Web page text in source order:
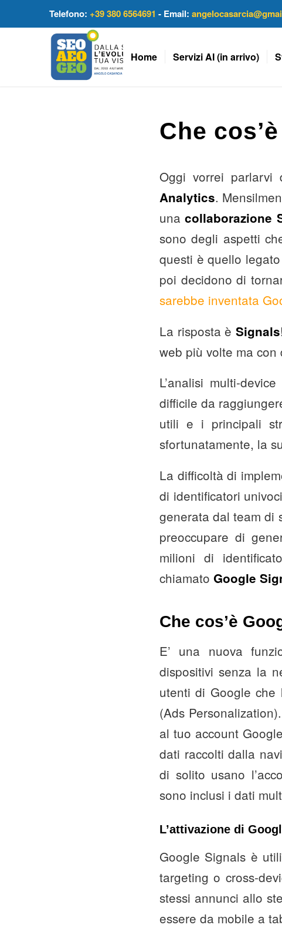
Telefono: +39 380 6564691 - Email:
Home Servizi AI (in arrivo)
Che
Oggi vorrei parlarvi
Analytics.
unacollaborazione
sono degli aspetti
questi è quello
poi decidono di
sarebbe inventata
La risposta è Signals
web più volte ma con
L’analisi multi-
difficile da
utili e i principali
sfortunatamente, la
La difficoltà di
di identificatori
generata dal team di
preoccupare di
milioni di
chiamato Google
Che cos’è
E’ una nuova
dispositivi senza la
utenti di Google che
(Ads
al tuo account
dati raccolti dalla
di solito usano
sono inclusi i dati
L’attivazione di
Google Signals è
targeting o cross-
stessi annunci allo
essere da mobile a